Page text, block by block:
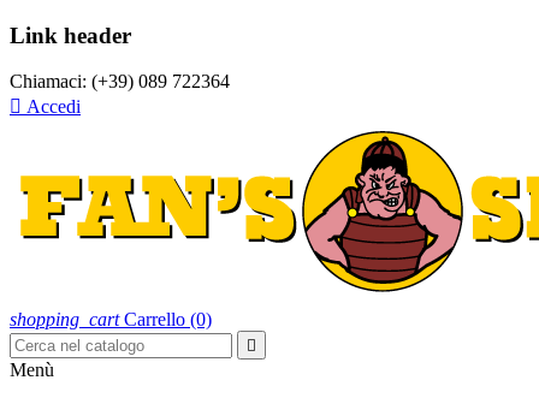
Link header
Chiamaci: (+39) 089 722364
 Accedi
shopping_cart Carrello (0)

Menù